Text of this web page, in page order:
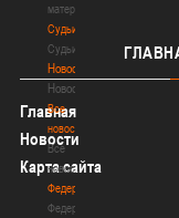
материалы
Судьи
Судьи
Новости
Новости
Все
новости
Все
новости
Федерация
Федерация
Главная
Новости
Карта сайта